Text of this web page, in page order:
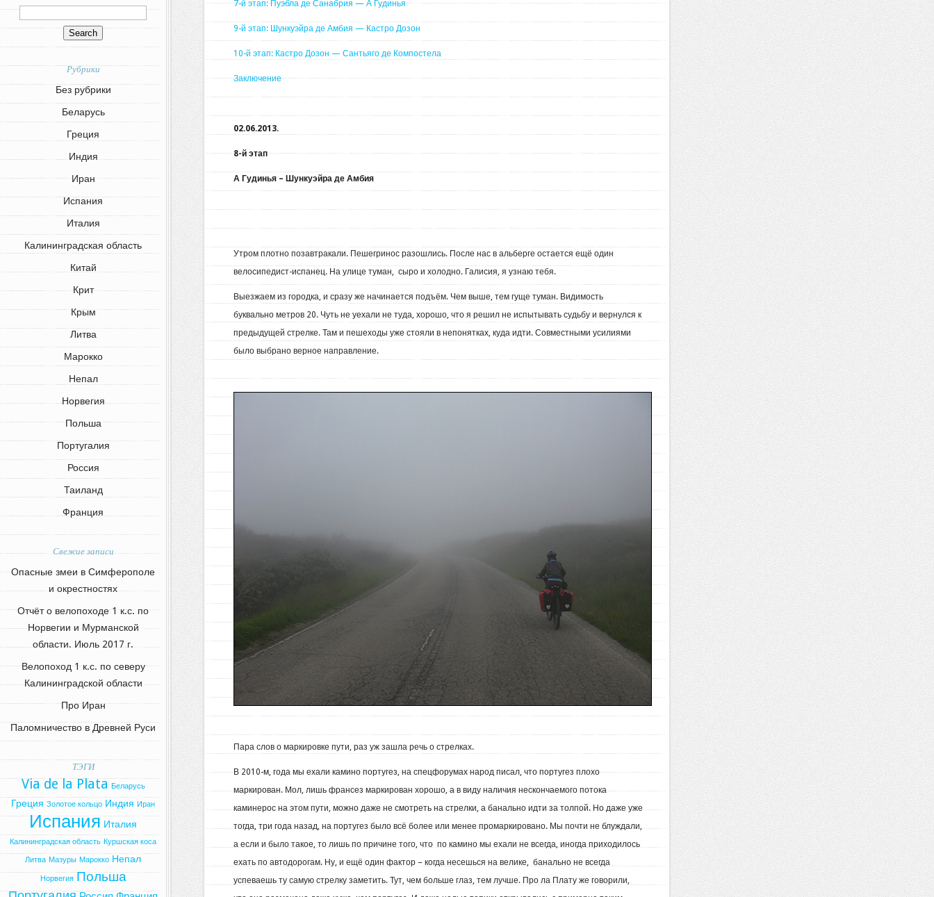
Рубрики
Без рубрики
Беларусь
Греция
Индия
Иран
Испания
Италия
Калининградская область
Китай
Крит
Крым
Литва
Марокко
Непал
Норвегия
Польша
Португалия
Россия
Таиланд
Франция
Свежие записи
Опасные змеи в Симферополе
и окрестностях
Отчёт о велопоходе 1 к.с. по
Норвегии и Мурманской
области. Июль 2017 г.
Велопоход 1 к.с. по северу
Калининградской области
Про Иран
Паломничество в Древней Руси
ТЭГИ
Via de la Plata Беларусь
Греция Золотое кольцо Индия Иран
Испания Италия
Калининградская область Куршская коса
Литва Мазуры Марокко Непал
Норвегия Польша
7-й этап: Пуэбла де Санабрия — А Гудинья
9-й этап: Шункуэйра де Амбия — Кастро Дозон
10-й этап: Кастро Дозон — Сантьяго де Компостела
Заключение
02.06.2013.
8-й этап
А Гудинья – Шункуэйра де Амбия
Утром плотно позавтракали. Пешегринос разошлись. После нас в альберге остается ещё один
велосипедист-испанец. На улице туман, сыро и холодно. Галисия, я узнаю тебя.
Выезжаем из городка, и сразу же начинается подъём. Чем выше, тем гуще туман. Видимость
буквально метров 20. Чуть не уехали не туда, хорошо, что я решил не испытывать судьбу и вернулся к
предыдущей стрелке. Там и пешеходы уже стояли в непонятках, куда идти. Совместными усилиями
было выбрано верное направление.
Пара слов о маркировке пути, раз уж зашла речь о стрелках.
В 2010-м, года мы ехали камино португез, на спецфорумах народ писал, что португез плохо
маркирован. Мол, лишь франсез маркирован хорошо, а в виду наличия нескончаемого потока
каминерос на этом пути, можно даже не смотреть на стрелки, а банально идти за толпой. Но даже уже
тогда, три года назад, на португез было всё более или менее промаркировано. Мы почти не блуждали,
а если и было такое, то лишь по причине того, что по камино мы ехали не всегда, иногда приходилось
ехать по автодорогам. Ну, и ещё один фактор – когда несешься на велике, банально не всегда
успеваешь ту самую стрелку заметить. Тут, чем больше глаз, тем лучше. Про ла Плату же говорили,